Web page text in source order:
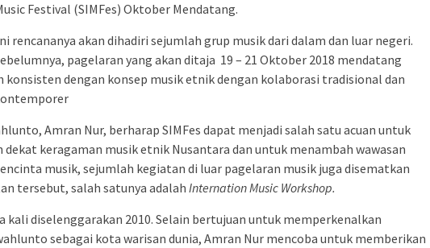
Festival (SIMFes) Oktober Mendatang.
rencananya akan dihadiri sejumlah grup musik dari dalam dan luar negeri.
pagelaran yang akan ditaja 19 – 21 Oktober 2018 mendatang
konsisten dengan konsep musik etnik dengan kolaborasi tradisional dan
Amran Nur, berharap SIMFes dapat menjadi salah satu acuan untuk
keragaman musik etnik Nusantara dan untuk menambah wawasan
musik, sejumlah kegiatan di luar pagelaran musik juga disematkan
tersebut, salah satunya adalah Internation Music Workshop.
kali diselenggarakan 2010. Selain bertujuan untuk memperkenalkan
sebagai kota warisan dunia, Amran Nur mencoba untuk memberikan